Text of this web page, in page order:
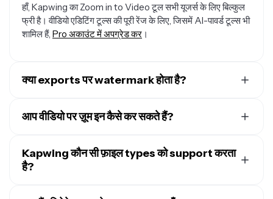
हाँ, Kapwing का Zoom in to Video टूल सभी यूजर्स के लिए बिल्कुल
फ्री है। वीडियो एडिटिंग टूल्स की पूरी रेंज के लिए, जिसमें AI-पावर्ड टूल्स भी
शामिल हैं, Pro अकाउंट में अपग्रेड कर ।
क्या exports पर watermark होता है?
exports — जिसमें Zoom in to Video भी शामिल है — में एक
आप वीडियो पर ज़ूम इन कैसे कर सकते हैं?
बनाओ और अपना वीडियो अपलोड करो। टाइमलाइन में वीडियो फ़ाइल को
सिलेक्ट करो, फिर कैनवास के दाईं ओर टूल साइडबार को देखो। शीर्ष
Kapwing कौन सी फ़ाइल types को support करता
है?